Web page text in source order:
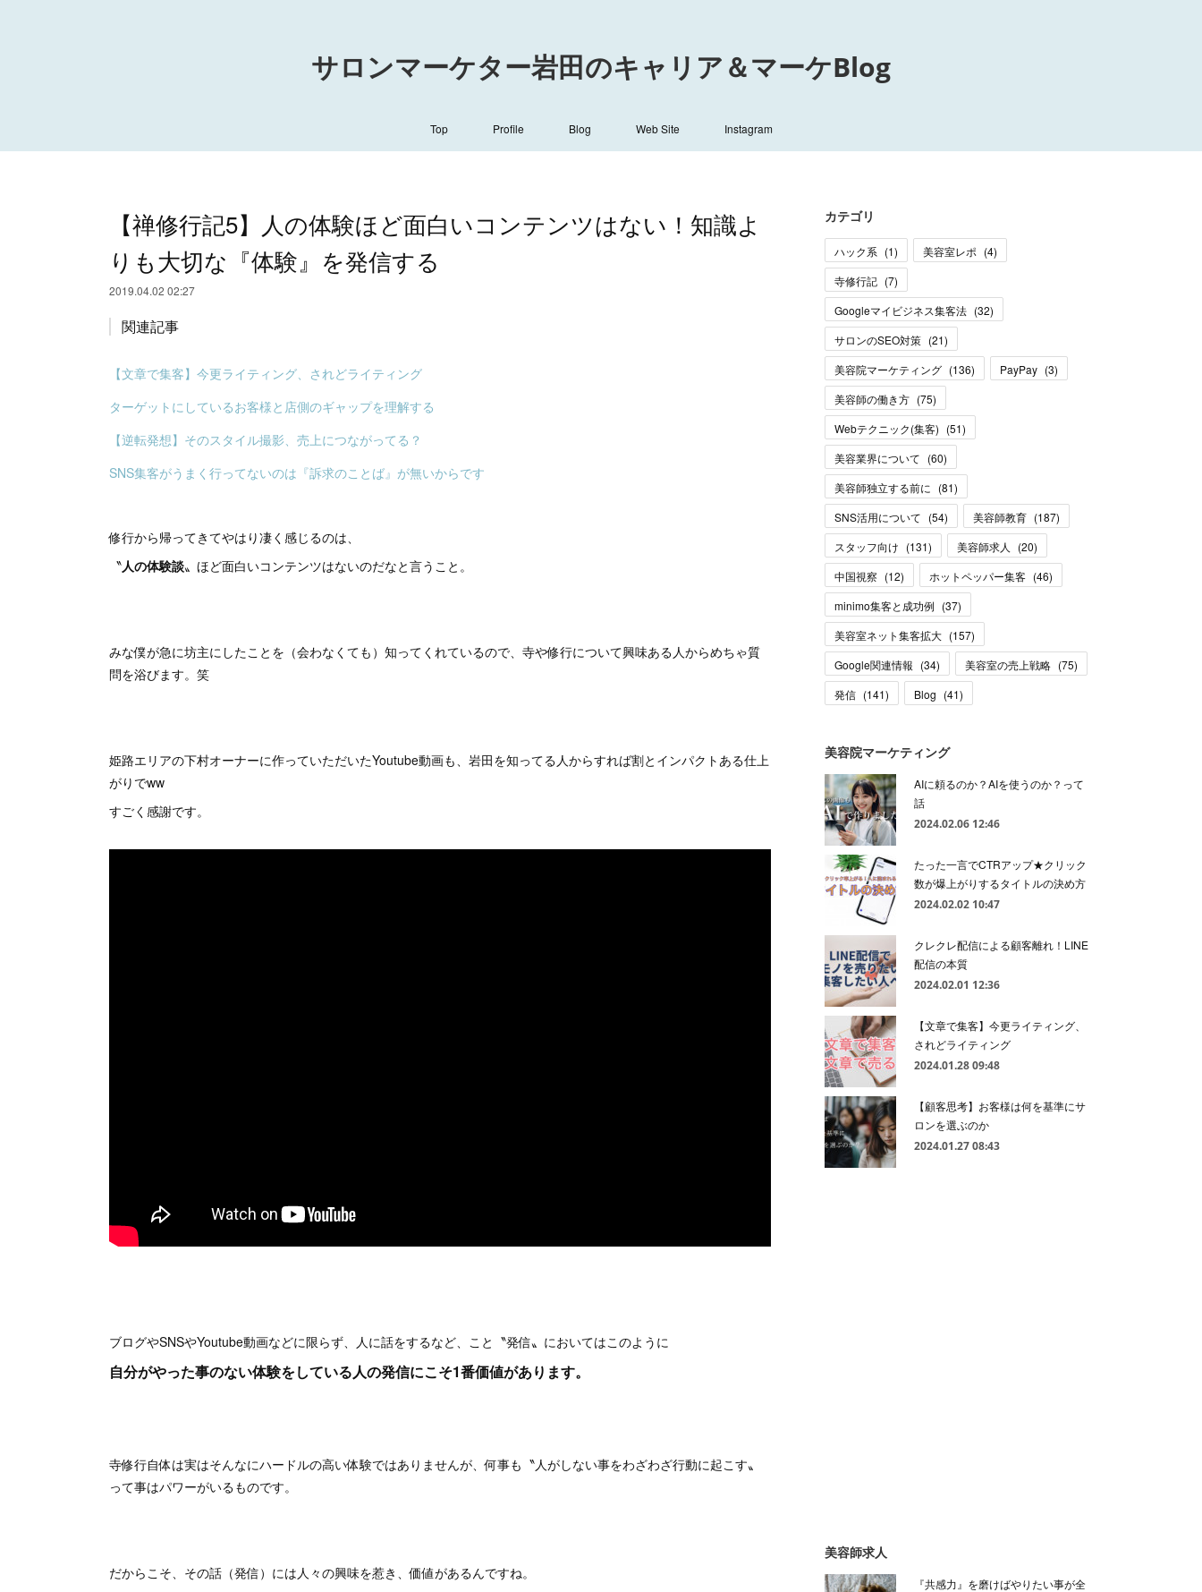
サロンマーケター岩田のキャリア＆マーケBlog
Top Profile Blog Web Site Instagram
【禅修行記5】人の体験ほど面白いコンテンツはない！知識よ
りも大切な『体験』を発信する
2019.04.02 02:27
関連記事
【文章で集客】今更ライティング、されどライティング
ターゲットにしているお客様と店側のギャップを理解する
【逆転発想】そのスタイル撮影、売上につながってる？
SNS集客がうまく行ってないのは『訴求のことば』が無いからです
修行から帰ってきてやはり凄く感じるのは、
〝人の体験談〟ほど面白いコンテンツはないのだなと言うこと。
みな僕が急に坊主にしたことを（会わなくても）知ってくれているので、寺や修行について興味ある人からめちゃ質
問を浴びます。笑
姫路エリアの下村オーナーに作っていただいたYoutube動画も、岩田を知ってる人からすれば割とインパクトある仕上
がりでww
すごく感謝です。
ブログやSNSやYoutube動画などに限らず、人に話をするなど、こと〝発信〟においてはこのように
自分がやった事のない体験をしている人の発信にこそ1番価値があります。
寺修行自体は実はそんなにハードルの高い体験ではありませんが、何事も〝人がしない事をわざわざ行動に起こす〟
って事はパワーがいるものです。
だからこそ、その話（発信）には人々の興味を惹き、価値があるんですね。
カテゴリ
ハック系 (1) 美容室レポ (4)
寺修行記 (7)
Googleマイビジネス集客法 (32)
サロンのSEO対策 (21)
美容院マーケティング (136) PayPay (3)
美容師の働き方 (75)
Webテクニック(集客) (51)
美容業界について (60)
美容師独立する前に (81)
SNS活用について (54) 美容師教育 (187)
スタッフ向け (131) 美容師求人 (20)
中国視察 (12) ホットペッパー集客 (46)
minimo集客と成功例 (37)
美容室ネット集客拡大 (157)
Google関連情報 (34) 美容室の売上戦略 (75)
発信 (141) Blog (41)
美容院マーケティング
AIに頼るのか？AIを使うのか？って
話
2024.02.06 12:46
たった一言でCTRアップ★クリック
数が爆上がりするタイトルの決め方
2024.02.02 10:47
クレクレ配信による顧客離れ！LINE
配信の本質
2024.02.01 12:36
【文章で集客】今更ライティング、
されどライティング
2024.01.28 09:48
【顧客思考】お客様は何を基準にサ
ロンを選ぶのか
2024.01.27 08:43
美容師求人
『共感力』を磨けばやりたい事が全